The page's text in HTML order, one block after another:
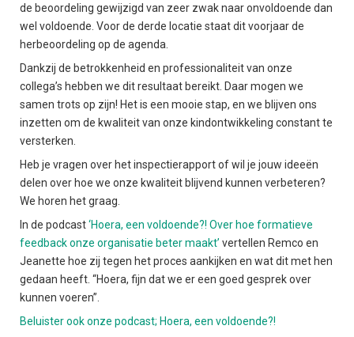
de beoordeling gewijzigd van zeer zwak naar onvoldoende dan
wel voldoende. Voor de derde locatie staat dit voorjaar de
herbeoordeling op de agenda.
Dankzij de betrokkenheid en professionaliteit van onze
collega’s hebben we dit resultaat bereikt. Daar mogen we
samen trots op zijn! Het is een mooie stap, en we blijven ons
inzetten om de kwaliteit van onze kindontwikkeling constant te
versterken.
Heb je vragen over het inspectierapport of wil je jouw ideeën
delen over hoe we onze kwaliteit blijvend kunnen verbeteren?
We horen het graag.
In de podcast‘Hoera, een voldoende?! Over hoe formatieve
feedback onze organisatie beter maakt’ vertellen Remco en
Jeanette hoe zij tegen het proces aankijken en wat dit met hen
gedaan heeft. “Hoera, fijn dat we er een goed gesprek over
kunnen voeren”.
Beluister ook onze podcast; Hoera, een voldoende?!